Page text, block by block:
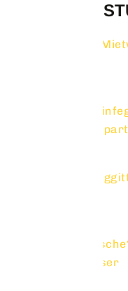
Bohren in
Tabelle &
Offene
Spritzwasser